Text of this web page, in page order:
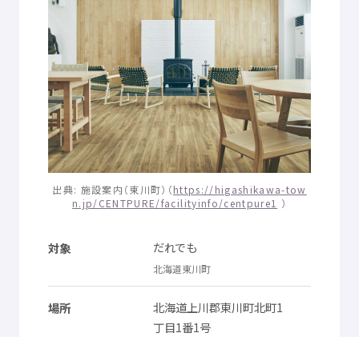
Mexへのお
© Mex
出典: 施設案内 （東川町）（https://higashikawa-tow
n.jp/CENTPURE/facilityinfo/centpure1 ）
対象 だれでも
北海道東川町
場所 北海道 上川郡東川町北町1
丁目1番1号